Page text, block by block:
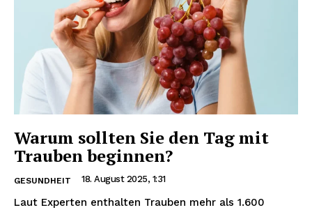
Warum sollten Sie den Tag mit
Trauben beginnen?
GESUNDHEIT 18. August 2025, 1:31
Laut Experten enthalten Trauben mehr als 1.600